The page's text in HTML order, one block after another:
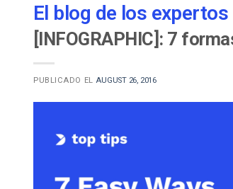
El blog de los
[INFOGRAPHIC]: 7
PUBLICADO EL AUGUST 26, 2016